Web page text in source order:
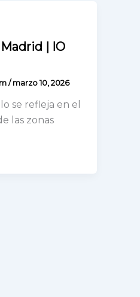
| IO
/marzo 10, 2026
se refleja en el
las zonas